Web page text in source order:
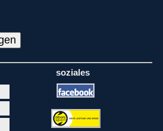
soziales